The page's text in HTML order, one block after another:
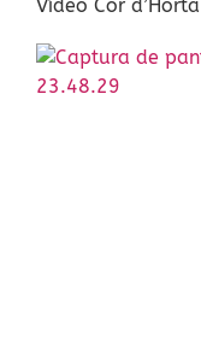
Vídeo Cor d’Horta